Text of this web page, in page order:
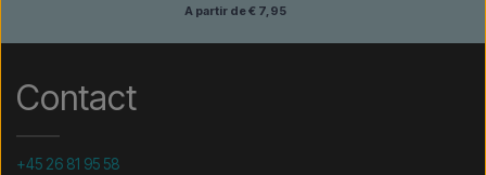
A partir de € 7,95
Contact
+45 26 81 95 58